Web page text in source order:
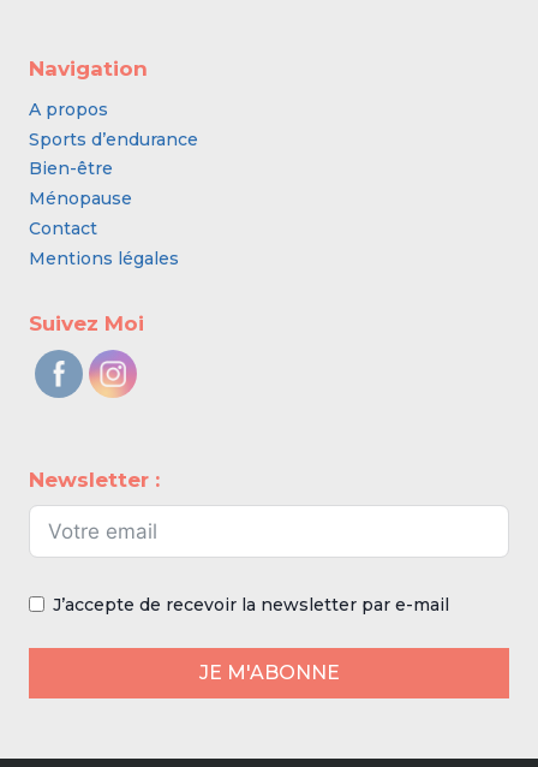
Navigation
A propos
Sports d’endurance
Bien-être
Ménopause
Contact
Mentions légales
Suivez Moi
Newsletter :
J’accepte de recevoir la newsletter par e-mail
JE M'ABONNE